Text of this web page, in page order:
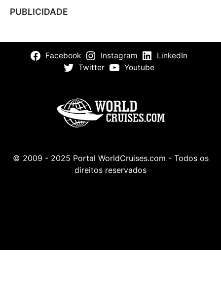
PUBLICIDADE
Facebook Instagram
LinkedIn
Twitter
Youtube
© 2009 - 2025 Portal WorldCruises.com - Todos os
direitos reservados